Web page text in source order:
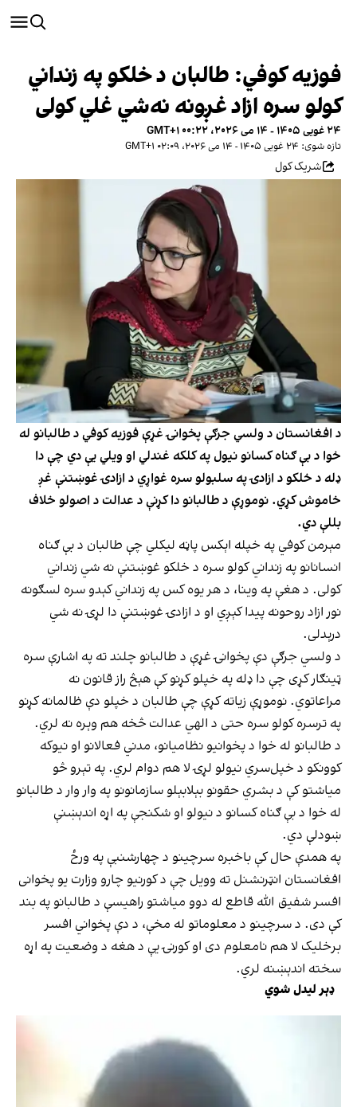
فوزیه کوفي: طالبان د خلکو په زنداني
کولو سره ازاد غږونه نه‌شي غلي کولی
۲۴ غویی ۱۴۰۵ - ۱۴ می ۲۰۲۶، ۰۰:۲۲ GMT+۱
تازه شوی: ۲۴ غویی ۱۴۰۵ - ۱۴ می ۲۰۲۶، ۰۲:۰۹ GMT+۱
شریک کول
د افغانستان د ولسي جرګې پخوانۍ غړې فوزیه کوفي د طالبانو له
خوا د بې ګناه کسانو نیول په کلکه غندلي او ویلي یې دي چې دا
ډله د خلکو د ازادۍ په سلبولو سره غواړي د ازادۍ غوښتنې غږ
خاموش کړي. نوموړې د طالبانو دا کړنې د عدالت د اصولو خلاف
بللې دي.
مېرمن کوفي په خپله اېکس پاڼه لیکلي چې طالبان د بې ګناه
انسانانو په زنداني کولو سره د خلکو غوښتنې نه شي زنداني
کولی. د هغې په وینا، د هر یوه کس په زنداني کېدو سره لسګونه
نور ازاد روحونه پیدا کېږي او د ازادۍ غوښتنې دا لړۍ نه شي
درېدلی.
د ولسي جرګې دې پخوانۍ غړې د طالبانو چلند ته په اشارې سره
ټینګار کړی چې دا ډله په خپلو کړنو کې هېڅ راز قانون نه
مراعاتوي. نوموړې زیاته کړې چې طالبان د خپلو دې ظالمانه کړنو
په ترسره کولو سره حتی د الهي عدالت څخه هم وېره نه لري.
د طالبانو له خوا د پخوانیو نظامیانو، مدني فعالانو او نیوکه
کوونکو د خپل‌سري نیولو لړۍ لا هم دوام لري. په تېرو څو
میاشتو کې د بشري حقونو بېلابېلو سازمانونو په وار وار د طالبانو
له خوا د بې ګناه کسانو د نیولو او شکنجې په اړه اندېښنې
ښودلې دي.
په همدې حال کې باخبره سرچینو د چهارشنبې په ورځ
افغانستان انټرنشنل ته وویل چې د کورنیو چارو وزارت یو پخوانی
افسر شفیق الله قاطع له دوو میاشتو راهیسې د طالبانو په بند
کې دی. د سرچینو د معلوماتو له مخې، د دې پخواني افسر
برخلیک لا هم نامعلوم دی او کورنۍ یې د هغه د وضعیت په اړه
سخته اندېښنه لري.
ډېر لیدل شوي